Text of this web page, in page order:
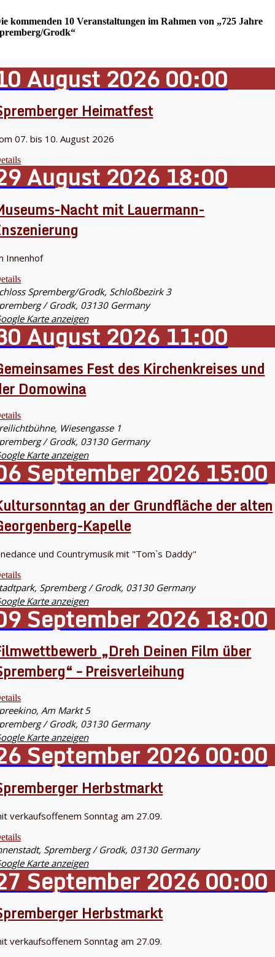
kommenden 10 Veranstaltungen im Rahmen von „725 Jahre
Grodk“
August202600:00
Heimatfest
07. bis 10. August 2026
August202618:00
Nacht mit Lauermann-
Innenhof
Spremberg/Grodk, Schloßbezirk 3
/ Grodk, 03130 Germany
Karte anzeigen
August202611:00
Fest des Kirchenkreises und
Domowina
Wiesengasse 1
/ Grodk, 03130 Germany
Karte anzeigen
September202615:00
an der Grundfläche der alten
Kapelle
und Countrymusik mit "Tom`s Daddy"
Spremberg / Grodk, 03130 Germany
Karte anzeigen
September202618:00
„Dreh Deinen Film über
– Preisverleihung
Am Markt 5
/ Grodk, 03130 Germany
Karte anzeigen
September202600:00
Herbstmarkt
verkaufsoffenem Sonntag am 27.09.
Spremberg / Grodk, 03130 Germany
Karte anzeigen
September202600:00
Herbstmarkt
verkaufsoffenem Sonntag am 27.09.